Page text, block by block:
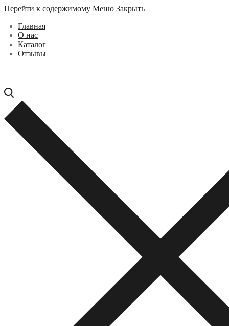
Перейти к содержимому Меню Закрыть
Главная
О нас
Каталог
Отзывы